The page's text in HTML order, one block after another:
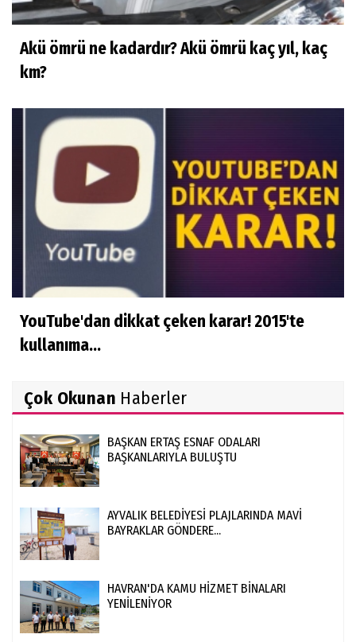
Akü ömrü ne kadardır? Akü ömrü kaç yıl, kaç
km?
YouTube'dan dikkat çeken karar! 2015'te
kullanıma...
Çok Okunan Haberler
BAŞKAN ERTAŞ ESNAF ODALARI
BAŞKANLARIYLA BULUŞTU
AYVALIK BELEDİYESİ PLAJLARINDA MAVİ
BAYRAKLAR GÖNDERE...
HAVRAN'DA KAMU HİZMET BİNALARI
YENİLENİYOR